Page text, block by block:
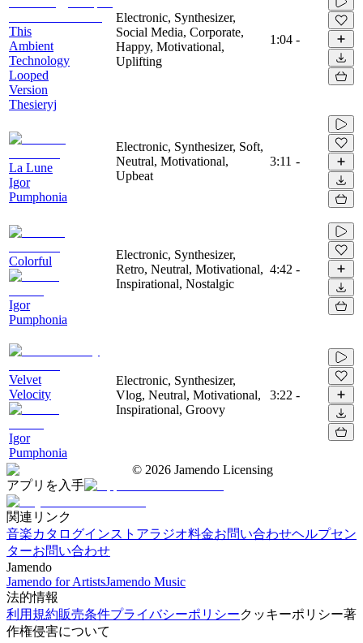
This
Ambient
Technology
Looped
Version
Thesieryj
Electronic, Synthesizer,
Social Media, Corporate,
Happy, Motivational,
Uplifting
1:04 -
La Lune
Igor
Pumphonia
Electronic, Synthesizer, Soft,
Neutral, Motivational,
Upbeat
3:11 -
Colorful
Igor
Pumphonia
Electronic, Synthesizer,
Retro, Neutral, Motivational,
Inspirational, Nostalgic
4:42 -
Velvet
Velocity
Igor
Pumphonia
Electronic, Synthesizer,
Vlog, Neutral, Motivational,
Inspirational, Groovy
3:22 -
© 2026 Jamendo Licensing
アプリを入手
関連リンク
音楽カタログインストアラジオ料金お問い合わせヘルプセン
ターお問い合わせ
Jamendo
Jamendo for ArtistsJamendo Music
法的情報
利用規約販売条件プライバシーポリシークッキーポリシー著
作権侵害について